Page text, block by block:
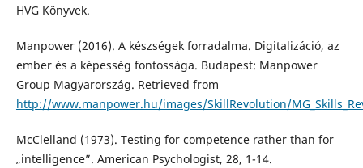
HVG Könyvek.
Manpower (2016). A készségek forradalma. Digitalizáció, az
ember és a képesség fontossága. Budapest: Manpower
Group Magyarország. Retrieved from
http://www.manpower.hu/images/SkillRevolution/
McClelland (1973). Testing for competence rather than for
„intelligence”. American Psychologist, 28, 1-14.